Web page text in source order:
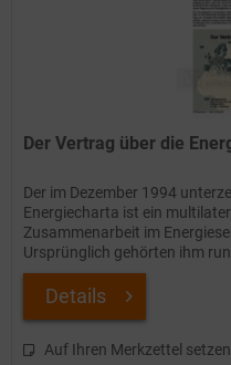
Der Vertrag über die
Der im Dezember 1994
Energiecharta ist ein
Zusammenarbeit im
Ursprünglich gehörten ihm
Details
Auf Ihren Merkzettel setzen